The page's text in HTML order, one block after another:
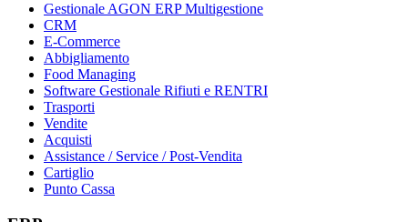
Gestionale AGON ERP Multigestione
CRM
E-Commerce
Abbigliamento
Food Managing
Software Gestionale Rifiuti e RENTRI
Trasporti
Vendite
Acquisti
Assistance / Service / Post-Vendita
Cartiglio
Punto Cassa